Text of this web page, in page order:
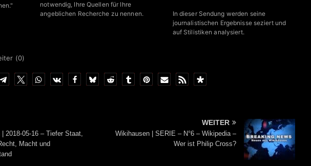
notwendig, Ihre Quellen für Ihre
angeblichen Recherche zu nennen.
In dieser Sendung werden seine
journalistischen Ergebnisse seziert und
auf Stilistiken analysiert.
(0)
| 2018-05-16 – Tiefer Staat,
Macht und
WEITER
Wikihausen | SERIE – N°6 – Wikipedia –
Wer ist Philip Cross?